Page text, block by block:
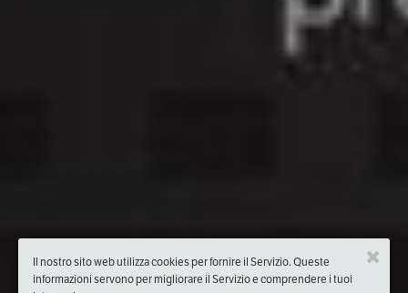
Il nostro sito web utilizza cookies per fornire il Servizio. Queste
informazioni servono per migliorare il Servizio e comprendere i tuoi